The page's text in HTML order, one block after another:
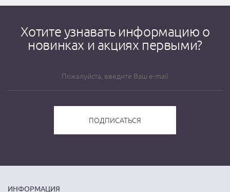
Хотите узнавать информацию о
новинках и акциях первыми?
ИНФОРМАЦИЯ